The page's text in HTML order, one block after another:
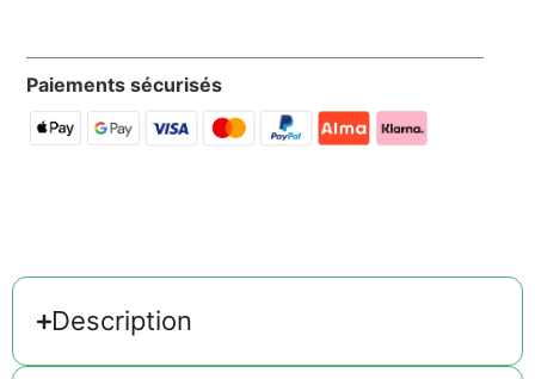
Paiements sécurisés
Description